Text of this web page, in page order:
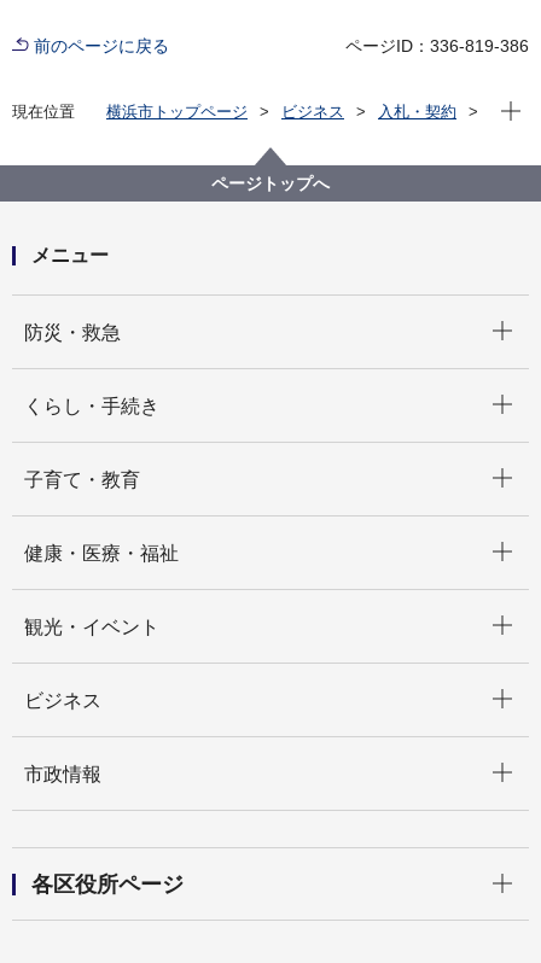
前のページに戻る ページID：336-819-386
現在位置 横浜市トップページ ビジネス
入札・契約
現在
ページトップへ
メニュー
防災・救急
くらし・手続き
子育て・教育
健康・医療・福祉
観光・イベント
ビジネス
市政情報
各区役所ページ